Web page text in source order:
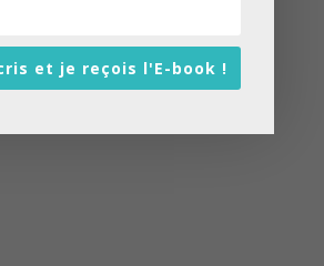
et je reçois l'E-book !